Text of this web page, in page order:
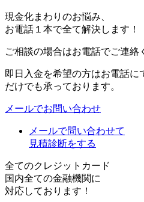
現金化まわりのお悩み、
お電話１本で全て解決します！
ご相談の場合はお電話でご連絡
即日入金を希望の方はお電話
だけでも承っております。
メールでお問い合わせ
メールで問い合わせて
見積診断をする
全てのクレジットカード
国内全ての金融機関に
対応しております！